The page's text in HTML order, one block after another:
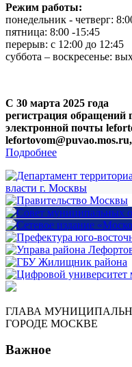
Режим работы:
понедельник - четверг:
пятница: 8:00 -15:45
перерыв: с 12:00 до 12:45
суббота – воскресенье:
С 30 марта 2025 года
регистрация обращений
электронной почты
Подробнее
ГЛАВА
ГОРОДЕ МОСКВЕ
Важное